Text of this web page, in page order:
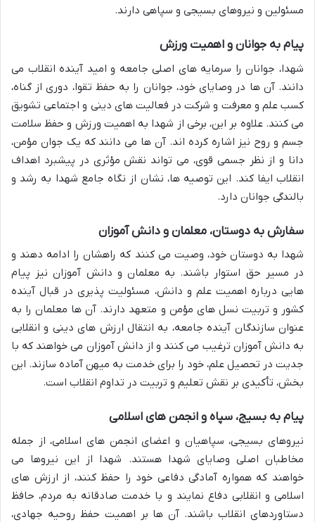
مسئولین و نیروهای بسیجی و سپاهی دارند.
پیام به جوانان و اهمیت ورزش
شهدا، جوانان را سرمایه های اصلی جامعه و امید آینده انقلاب می
دانند. آن ها در وصایای خود، جوانان را به حفظ تقوا، دوری از گناه،
کسب علم و معرفت و شرکت در فعالیت های دینی و اجتماعی تشویق
می کنند. علاوه بر این، برخی از شهدا به اهمیت ورزش و حفظ سلامت
جسم و روح نیز اشاره کرده اند. آن ها می دانند که یک جوان مؤمن،
دانا و از نظر جسمی قوی، می تواند نقش مؤثری در پیشبرد اهداف
انقلاب ایفا کند. این توصیه ها، نشان از نگاه جامع شهدا به رشد و
بالندگی جوانان دارد.
سفارش به دوستان، معلمان و دانش آموزان
شهدا به دوستان خود، وصیت می کنند که راهشان را ادامه دهند و
در مسیر حق استوار باشند. به معلمان و دانش آموزان نیز پیام
هایی درباره اهمیت علم و دانش، مسئولیت پذیری در قبال آینده
کشور و تربیت نسل های مؤمن و متعهد دارند. آن ها معلمان را به
عنوان سازندگان آینده جامعه، به انتقال ارزش های دینی و انقلابی
به دانش آموزان ترغیب می کنند و از دانش آموزان می خواهند که با
جدیت در تحصیل علم، خود را برای خدمت به میهن آماده سازند. این
بخش، تأکیدی بر نقش تعلیم و تربیت در تداوم انقلاب است.
پیام به بسیج، سپاه و انجمن های اسلامی
نیروهای بسیجی، سپاهیان و اعضای انجمن های اسلامی، از جمله
مخاطبان اصلی وصایای شهدا هستند. شهدا از این نیروها می
خواهند که همواره آمادگی دفاعی خود را حفظ کنند، از ارزش های
اسلامی و انقلابی دفاع نمایند و با خدمت صادقانه به مردم، حافظ
دستاوردهای انقلاب باشند. آن ها بر اهمیت حفظ روحیه جهادی،